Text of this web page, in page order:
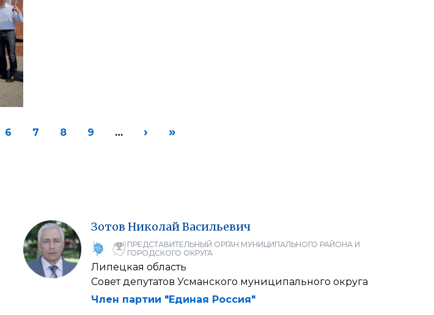
6 7 8 9 … › »
Зотов НиколайВасильевич
ПРЕДСТАВИТЕЛЬНЫЙ ОРГАН МУНИЦИПАЛЬНОГО РАЙОНА И
ГОРОДСКОГО ОКРУГА
Липецкая область
Совет депутатов Усманского муниципального округа
Член партии "Единая Россия"